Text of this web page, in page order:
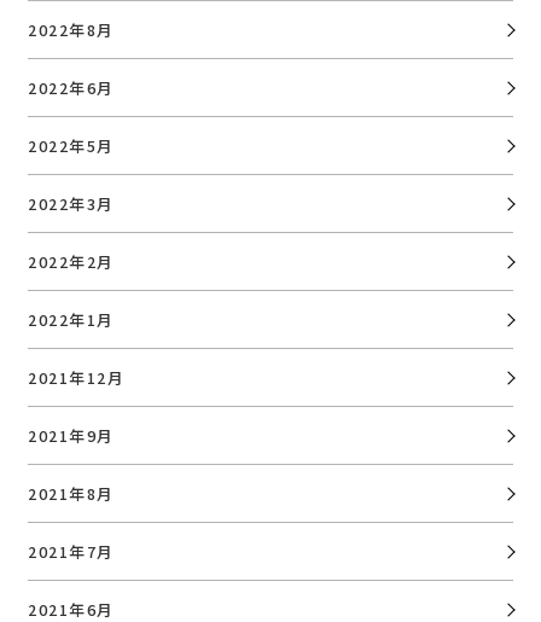
2022年8月
2022年6月
2022年5月
2022年3月
2022年2月
2022年1月
2021年12月
2021年9月
2021年8月
2021年7月
2021年6月